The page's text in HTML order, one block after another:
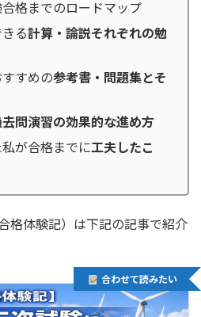
格までのロードマップ
る計算・論説それぞれの勉
すめの参考書・問題集とそ
問演習の効果的な進め方
が合格までに工夫したこ
格体験記）は下記の記事で紹介
合わせて読みたい